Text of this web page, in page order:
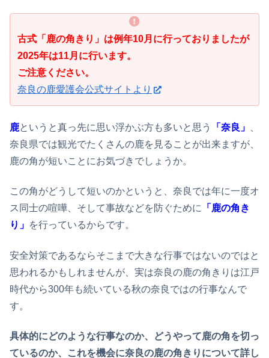
古式「鹿の角きり」は例年10月に行っておりましたが
2025年は11月に行います。
ご注意ください。
奈良の鹿愛護会公式サイトより
鹿というと真っ先に思い浮かぶ方も多いと思う 「奈良」
奈良県では観光でたくさんの鹿を見ることが出来ますが、
鹿の角が短いことにお気づきでしょうか。
この角がどうして短いのかというと、奈良では年に一度オ
ス同士の喧嘩、そして事故などを防ぐために 「鹿の角き
り」 を行っているからです。
安全対策であるならそこまで大きな行事ではないのではと
思われるかもしれませんが、実は奈良の鹿の角きりは江戸
時代から300年も続いている秋の奈良ではの行事なんで
す。
具体的にどのような行事なのか、どうやって鹿の角を切っ
ているのか、これを機会に奈良の鹿の角きりについて詳し